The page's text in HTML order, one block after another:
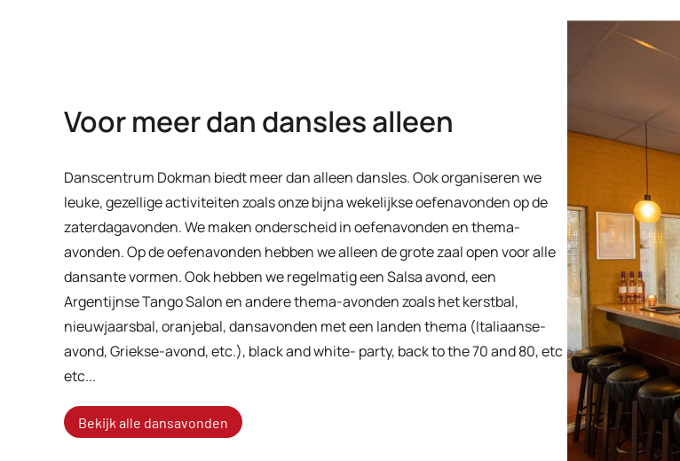
Voor meer dan dansles alleen
Danscentrum Dokman biedt meer dan alleen dansles. Ook organiseren we
leuke, gezellige activiteiten zoals onze bijna wekelijkse oefenavonden op de
zaterdagavonden. We maken onderscheid in oefenavonden en thema-
avonden. Op de oefenavonden hebben we alleen de grote zaal open voor alle
dansante vormen. Ook hebben we regelmatig een Salsa avond, een
Argentijnse Tango Salon en andere thema-avonden zoals het kerstbal,
nieuwjaarsbal, oranjebal, dansavonden met een landen thema (Italiaanse-
avond, Griekse-avond, etc.), black and white- party, back to the 70 and 80, etc
etc...
Bekijk alle dansavonden